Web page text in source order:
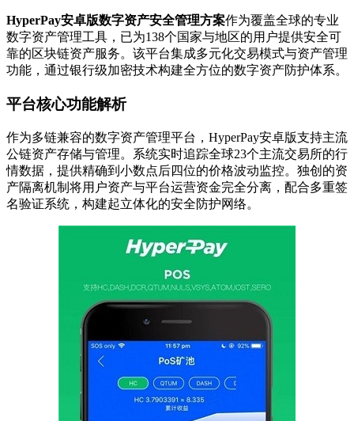
HyperPay安卓版数字资产安全管理方案作为覆盖全球的专业
数字资产管理工具，已为138个国家与地区的用户提供安全可
靠的区块链资产服务。该平台集成多元化交易模式与资产管理
功能，通过银行级加密技术构建全方位的数字资产防护体系。
平台核心功能解析
作为多链兼容的数字资产管理平台，HyperPay安卓版支持主流
公链资产存储与管理。系统实时追踪全球23个主流交易所的行
情数据，提供精确到小数点后四位的价格波动监控。独创的资
产隔离机制将用户资产与平台运营资金完全分离，配合多重签
名验证系统，构建起立体化的安全防护网络。